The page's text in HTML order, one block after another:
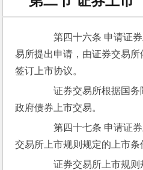
第四十六条 申请证券
易所提出申请，由证券交易
签订上市协议。
证券交易所根据国务
政府债券上市交易。
第四十七条 申请证券
交易所上市规则规定的上市条
证券交易所上市规则